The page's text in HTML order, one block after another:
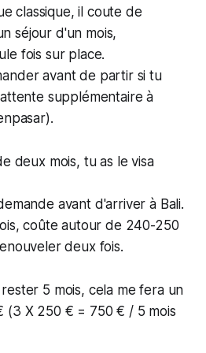
classique, il coute de
séjour d'un mois,
fois sur place.
avant de partir si tu
supplémentaire à
deux mois, tu as le visa
avant d'arriver à Bali.
coûte autour de 240-250
deux fois.
5 mois, cela me fera un
(3 X 250 € = 750 € / 5 mois